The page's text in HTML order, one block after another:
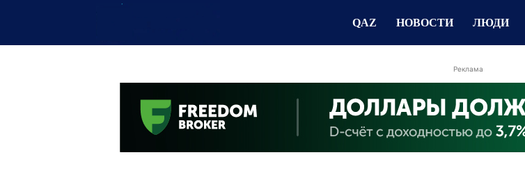
QAZ НОВОСТИ ЛЮДИ
Реклама